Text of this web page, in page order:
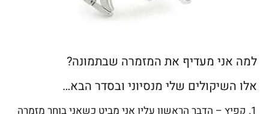
למה אני מעדיף את המזמרה שבתמונה?
אלו השיקולים שלי מנסיוני ובסדר הבא…
1. קפיץ – הדבר הראשון עליו אני מביט כשאני בוחר מזמרה